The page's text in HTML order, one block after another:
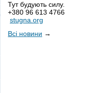
Тут будують силу.
+380 96 613 4766
stugna.org
Всі новини →